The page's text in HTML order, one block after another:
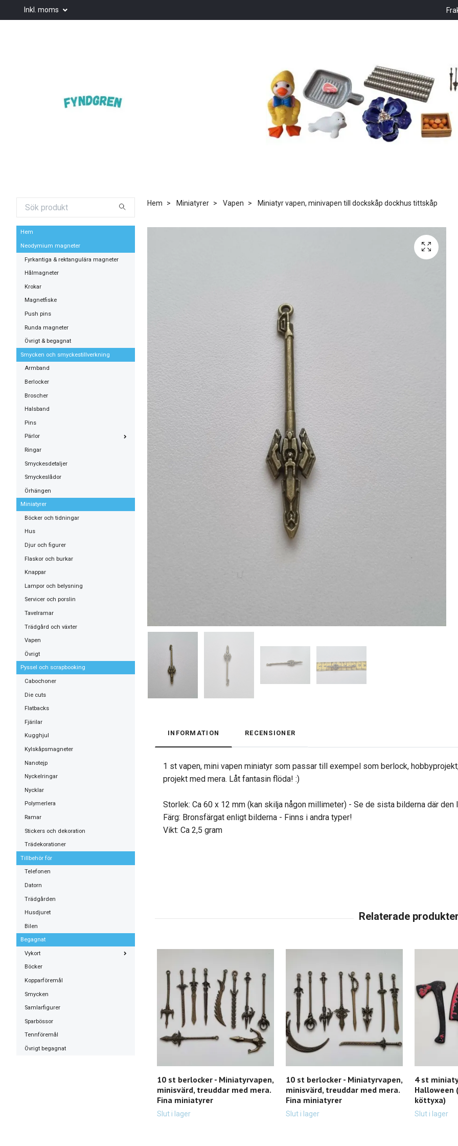
Inkl. moms
Hem
Neodymium magneter
Fyrkantiga & rektangulära magneter
Hålmagneter
Krokar
Magnetfiske
Push pins
Runda magneter
Övrigt & begagnat
Smycken och smyckestillverkning
Armband
Berlocker
Broscher
Halsband
Pins
Pärlor
Ringar
Smyckesdetaljer
Smyckeslådor
Örhängen
Miniatyrer
Böcker och tidningar
Hus
Djur och figurer
Flaskor och burkar
Knappar
Lampor och belysning
Servicer och porslin
Tavelramar
Trädgård och växter
Vapen
Övrigt
Pyssel och scrapbooking
Cabochoner
Die cuts
Flatbacks
Fjärilar
Kugghjul
Kylskåpsmagneter
Nanotejp
Nyckelringar
Nycklar
Polymerlera
Ramar
Stickers och dekoration
Trädekorationer
Tillbehör för
Telefonen
Datorn
Trädgården
Husdjuret
Bilen
Begagnat
Vykort
Böcker
Kopparföremål
Smycken
Samlarfigurer
Sparbössor
Tennföremål
Övrigt begagnat
Hem Miniatyrer Vapen Miniatyr vapen, minivapen till dockskåp dockhus tittskåp
INFORMATION RECENSIONER
1 st vapen, mini vapen miniatyr som passar till exempel som berlock,
projekt med mera. Låt fantasin flöda! :)
Storlek: Ca 60 x 12 mm (kan skilja någon millimeter) - Se de sista bilderna där den
Färg: Bronsfärgat enligt bilderna - Finns i andra typer!
Vikt: Ca 2,5 gram
10 st berlocker - Miniatyrvapen,
minisvärd, treuddar med mera.
Fina miniatyrer
Slut i lager
10 st berlocker - Miniatyrvapen,
minisvärd, treuddar med mera.
Fina miniatyrer
Slut i lager
4 st
Halloween
köttyxa)
Slut i lager